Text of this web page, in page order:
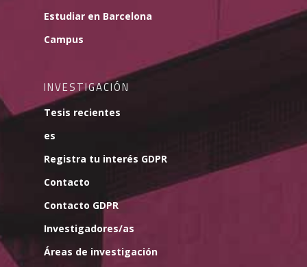
Estudiar en Barcelona
Campus
INVESTIGACIÓN
Tesis recientes
es
Registra tu interés GDPR
Contacto
Contacto GDPR
Investigadores/as
Áreas de investigación